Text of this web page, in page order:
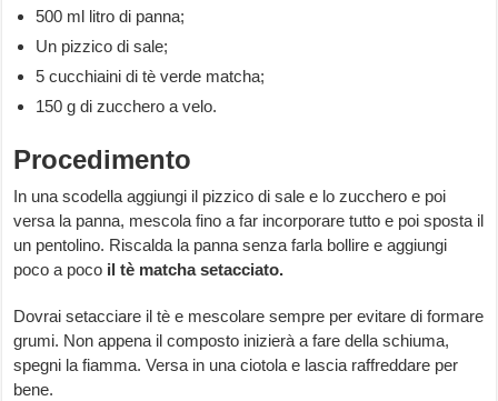
500 ml litro di panna;
Un pizzico di sale;
5 cucchiaini di tè verde matcha;
150 g di zucchero a velo.
Procedimento
In una scodella aggiungi il pizzico di sale e lo zucchero e poi
versa la panna, mescola fino a far incorporare tutto e poi sposta il
un pentolino. Riscalda la panna senza farla bollire e aggiungi
poco a poco il tè matcha setacciato.
Dovrai setacciare il tè e mescolare sempre per evitare di formare
grumi. Non appena il composto inizierà a fare della schiuma,
spegni la fiamma. Versa in una ciotola e lascia raffreddare per
bene.